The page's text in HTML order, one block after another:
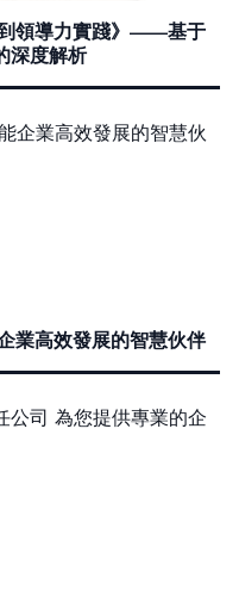
到領導力實踐》——基于
深度解析
業高效發展的智慧伙伴